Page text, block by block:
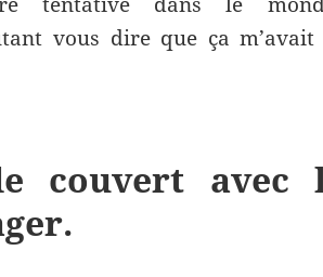
vous dire que ça
couvert avec